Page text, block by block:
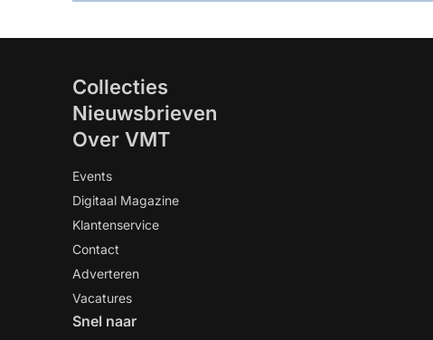
Collecties
Nieuwsbrieven
Over VMT
Events
Digitaal Magazine
Klantenservice
Contact
Adverteren
Vacatures
Snel naar